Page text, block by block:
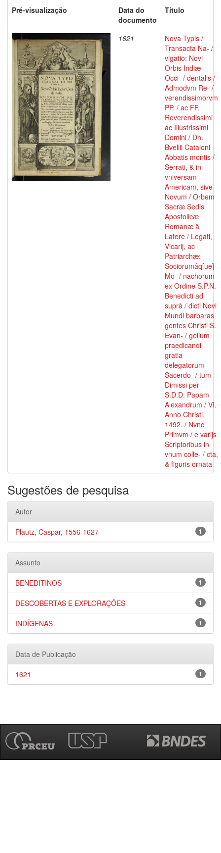
Pré-visualização
Data do
documento
Título
1621
Nova Typis /
Transacta Na- /
vigatio: Novi
Orbis Indiæ
Occi- / dentalis /
Admodvm Re- /
verendissimorvm
PP. / ac FF.
Reverendissimi
ac Illustrissimi
Domini / Dn.
Bvellii Cataloni
Abbatis montis /
Serrati, & in
vniversam
Americam, sive
Novum / Orbem
Sacræ Sedis
Apostolicæ
Romanæ â
Latere / Legati,
Vicarij, ac
Patriarchæ:
Sociorumâq[ue]
Mo- / nachorum
ex Ordine S.P.N.
Benedicti ad
suprà / dicti Novi
Mundi barbaras
gentes Christi S.
Evan- / gelium
praedicandi
gratia
delegatorum
Sacerdo- / tum
Dimissi per
S.D.D. Papam
Alexandrum / VI.
Anno Christi.
1492. / Nvnc
Primvm / e varijs
Scriptoribus in
vnum colle- / cta,
& figuris ornata
Sugestões de pesquisa
Autor
1
Plautz, Caspar, 1556-1627
Assunto
1
BENEDITINOS
1
DESCOBERTAS E EXPLORAÇÕES
1
INDÍGENAS
Data de Publicação
1
1621